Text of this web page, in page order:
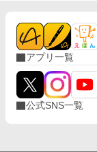
アプリ一覧
公式SNS一覧